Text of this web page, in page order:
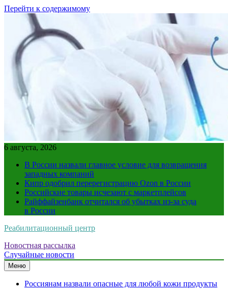
Перейти к содержимому
6 августа, 2026
В России назвали главное условие для возвращения
западных компаний
Кипр одобрил перерегистрацию Ozon в России
Российские товары исчезают с маркетплейсов
Райффайзенбанк отчитался об убытках из-за суда
в России
Реабилитационный центр
Новостная рассылка
Случайные новости
Меню
Россиянам назвали опасные для любой кожи продукты